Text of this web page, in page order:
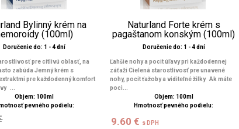
Bylinný krém na
(100ml)
Doručenie do: 1 - 4 dní
pre citlivú oblasť, na
zabúda Jemný krém s
pre každodenný komfort
...
Objem: 100ml
pevného podielu:
Naturland Forte krém s
pagaštanom konským (100ml)
Doručenie do: 1 - 4 dní
Ľahšie nohy a pocit úľavy pri každodennej
záťaži Cielená starostlivosť pre unavené
nohy, pocit ťažoby a viditeľné žilky Ak máte
poci...
Objem: 100ml
Hmotnosť pevného podielu:
9.60 € s DPH